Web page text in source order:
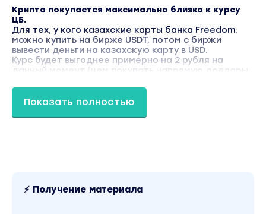
Крипта покупается максимально близко к курсу
ЦБ.
Для тех, у кого казахские карты банка Freedom:
можно купить на бирже USDT, потом с биржи
вывести деньги на казахскую карту в USD.
Курс будет выгоднее примерно на 2 рубля на
данный момент (чем покупать напрямую доллары
Содержание мини-курса:
2. Пополнение биржи с банка РФ
- Комиссия за выпуск карты 30 долларов
Показать полностью
⚡ Получение материала